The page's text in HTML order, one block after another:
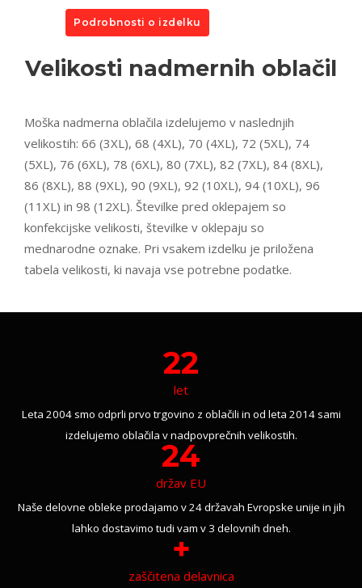
Podrobnosti o izdelku
Velikosti nadmernih oblačil
Moška nadmerna oblačila izdelujemo v naslednjih
velikostih: 66 (3XL), 68 (4XL), 70 (4XL), 72 (5XL), 74
(5XL), 76 (6XL), 78 (6XL), 80 (7XL), 82 (7XL), 84 (8XL),
86 (8XL), 88 (9XL), 90 (9XL), 92 (10XL), 94 (10XL), 96
(11XL) in 98 (12XL). Številke pred oklepajem so
konfekcijske velikosti, številke v oklepaju so
mednarodne oznake. Pri vsakem izdelku je priložena
tabela velikosti, ki navaja vse potrebne podatke.
22
let
Leta 2004 smo odprli prvo trgovino z oblačili in od leta 2014 sami
izdelujemo oblačila v nadpovprečnih velikostih.
24
držav EU
Naše delovne obleke prodajamo v 24 državah Evropske unije in jih
lahko dostavimo tudi vam v 3 delovnih dneh.
+
zaščitena delavnica